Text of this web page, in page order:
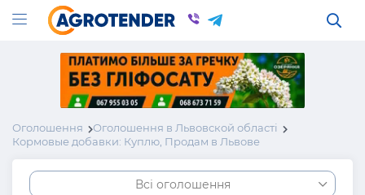
Оголошення
Оголошення в Львовской області
Кормовые добавки: Куплю, Продам в Львове
Всі оголошення